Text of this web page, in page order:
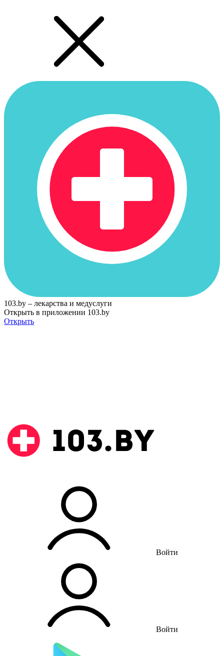
103.by – лекарства и медуслуги
Открыть в приложении 103.by
Открыть
Войти
Войти